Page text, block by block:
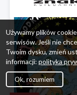
Używamy plików
serwisów. Jeśli nie
Twoim dysku, zmień
informacji: polityka
Ok, rozumiem